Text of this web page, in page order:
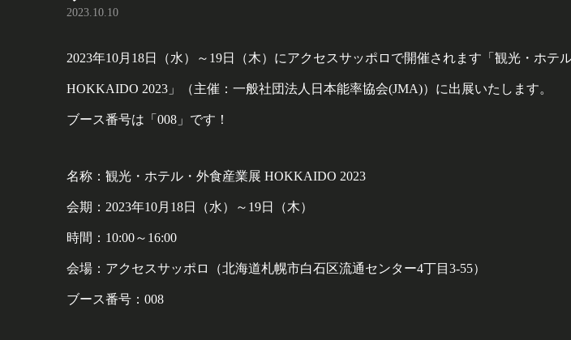
2023.10.10
2023年10月18日（水）～19日（木）にアクセスサッポロで開催されます「観光・ホテ
HOKKAIDO 2023」（主催：一般社団法人日本能率協会(JMA)）に出展いたします。
ブース番号は「008」です！
名称：観光・ホテル・外食産業展 HOKKAIDO 2023
会期：2023年10月18日（水）～19日（木）
時間：10:00～16:00
会場：アクセスサッポロ（北海道札幌市白石区流通センター4丁目3-55）
ブース番号：008